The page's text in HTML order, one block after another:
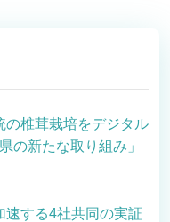
の椎茸栽培をデジタル
の新たな取り組み」
速する4社共同の実証